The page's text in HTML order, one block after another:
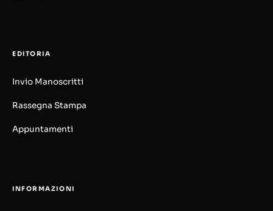
EDITORIA
Invio Manoscritti
Rassegna Stampa
Appuntamenti
INFORMAZIONI